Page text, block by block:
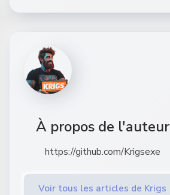
À propos de l'auteur
https://github.com/Krigsexe
Voir tous les articles de Krigs